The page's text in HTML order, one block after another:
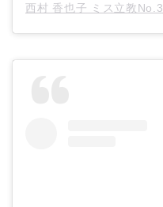
西村 香也子 ミス立教No.3